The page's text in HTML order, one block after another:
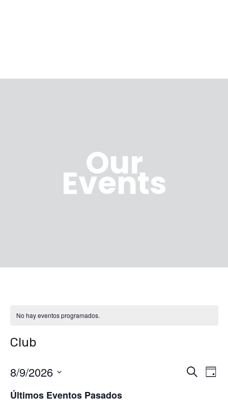
Our
Events
No hay eventos programados.
Club
Buscar
Día
8/9/2026
fecha.
Últimos Eventos Pasados